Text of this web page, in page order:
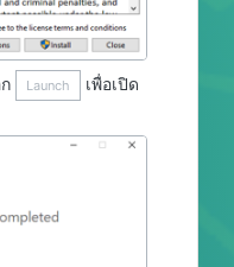
Launch
เพื่อเปิด